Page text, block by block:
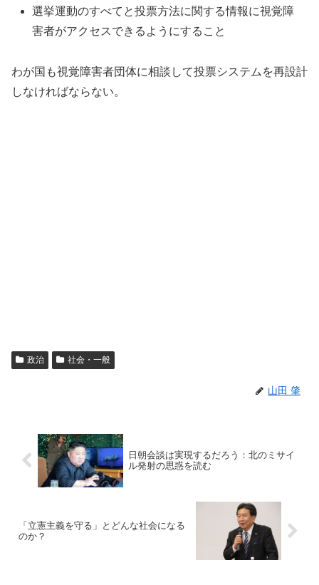
選挙運動のすべてと投票方法に関する情報に視覚障
害者がアクセスできるようにすること
わが国も視覚障害者団体に相談して投票システムを再設計
しなければならない。
政治 社会・一般
山田 肇
日朝会談は実現するだろう：北のミサイ
ル発射の思惑を読む
「立憲主義を守る」とどんな社会になる
のか？